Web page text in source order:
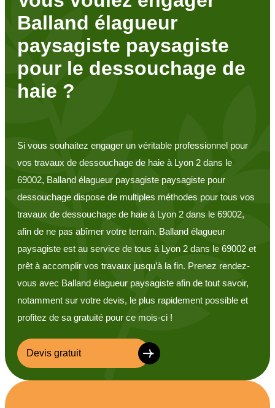
Balland élagueur
paysagiste paysagiste
pour le dessouchage de
haie ?
Si vous souhaitez engager un véritable professionnel pour
vos travaux de dessouchage de haie à Lyon 2 dans le
69002, Balland élagueur paysagiste paysagiste pour
dessouchage dispose de multiples méthodes pour tous vos
travaux de dessouchage de haie à Lyon 2 dans le 69002,
afin de ne pas abîmer votre terrain. Balland élagueur
paysagiste est au service de tous à Lyon 2 dans le 69002 et
prêt à accomplir vos travaux jusqu’à la fin. Prenez rendez-
vous avec Balland élagueur paysagiste afin de tout savoir,
notamment sur votre devis, le plus rapidement possible et
profitez de sa gratuité pour ce mois-ci !
Devis gratuit